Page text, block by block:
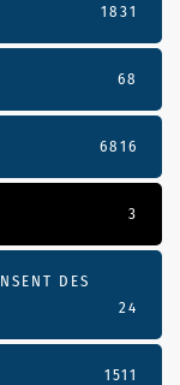
1831
68
6816
3
DES
24
1511